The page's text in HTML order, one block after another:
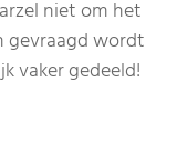
niet om het
gevraagd wordt
vaker gedeeld!